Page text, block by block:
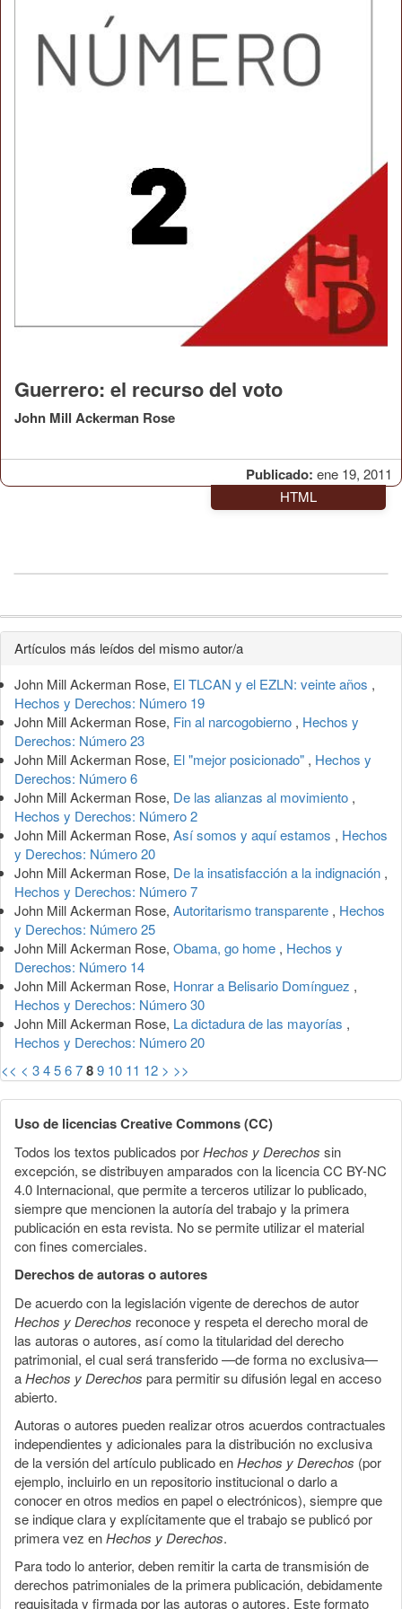
Publicado: ene 19, 2011
Guerrero: el recurso del voto
John Mill Ackerman Rose
HTML
Detalles
del
artículo
Artículos más leídos del mismo autor/a
John Mill Ackerman Rose, El TLCAN y el EZLN: veinte años ,
Hechos y Derechos: Número 19
John Mill Ackerman Rose, Fin al narcogobierno , Hechos y
Derechos: Número 23
John Mill Ackerman Rose, El "mejor posicionado" , Hechos y
Derechos: Número 6
John Mill Ackerman Rose, De las alianzas al movimiento ,
Hechos y Derechos: Número 2
John Mill Ackerman Rose, Así somos y aquí estamos , Hechos
y Derechos: Número 20
John Mill Ackerman Rose, De la insatisfacción a la indignación ,
Hechos y Derechos: Número 7
John Mill Ackerman Rose, Autoritarismo transparente , Hechos
y Derechos: Número 25
John Mill Ackerman Rose, Obama, go home , Hechos y
Derechos: Número 14
John Mill Ackerman Rose, Honrar a Belisario Domínguez ,
Hechos y Derechos: Número 30
John Mill Ackerman Rose, La dictadura de las mayorías ,
Hechos y Derechos: Número 20
<< < 3456789 10 11 12 > >>
Uso de licencias Creative Commons (CC)
Todos los textos publicados porHechos y Derechos sin
excepción, se distribuyen amparados con la licencia CC BY-NC
4.0 Internacional, que permite a terceros utilizar lo publicado,
siempre que mencionen la autoría del trabajo y la primera
publicación en esta revista. No se permite utilizar el material
con fines comerciales.
Derechos de autoras o autores
De acuerdo con la legislación vigente de derechos de autor
Hechos y Derechos reconoce y respeta el derecho moral de
las autoras o autores, así como la titularidad del derecho
patrimonial, el cual será transferido —de forma no exclusiva—
aHechos y Derechos para permitir su difusión legal en acceso
abierto.
Autoras o autores pueden realizar otros acuerdos contractuales
independientes y adicionales para la distribución no exclusiva
de la versión del artículo publicado enHechos y Derechos (por
ejemplo, incluirlo en un repositorio institucional o darlo a
conocer en otros medios en papel o electrónicos), siempre que
se indique clara y explícitamente que el trabajo se publicó por
primera vez enHechos y Derechos.
Para todo lo anterior, deben remitir la carta de transmisión de
derechos patrimoniales de la primera publicación, debidamente
requisitada y firmada por las autoras o autores. Este formato